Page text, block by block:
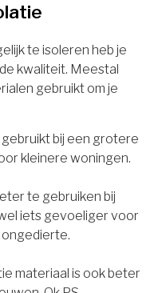
te isoleren heb je
kwaliteit. Meestal
gebruikt om je
bij een grotere
kleinere woningen.
te gebruiken bij
iets gevoeliger voor
materiaal is ook beter